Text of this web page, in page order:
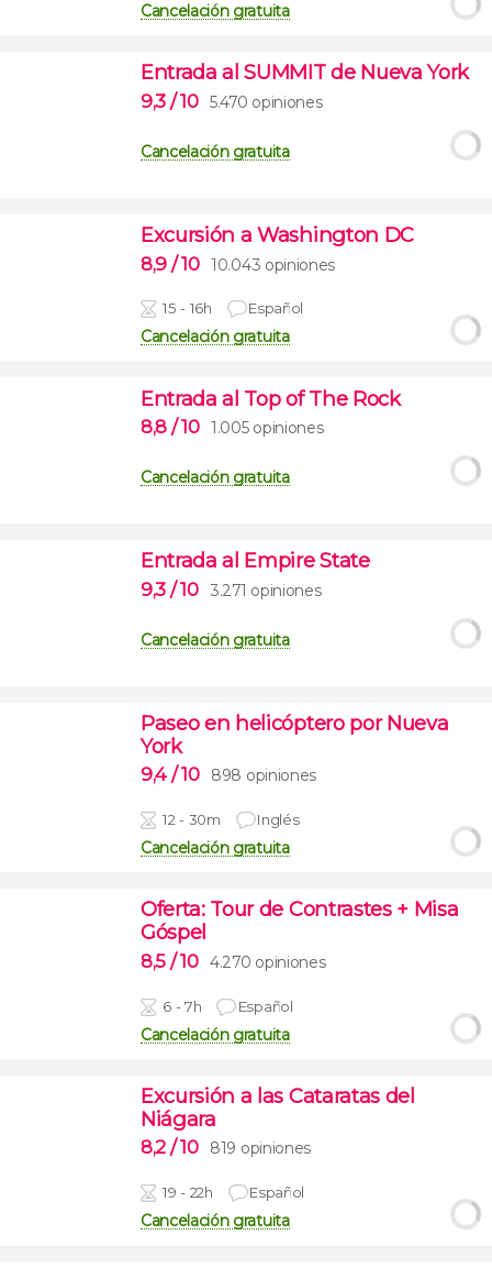
Cancelación gratuita
Entrada al SUMMIT de Nueva York
9,3 / 10 5.470 opiniones
Cancelación gratuita
Excursión a Washington DC
8,9 / 10 10.043 opiniones
15 - 16h Español
Cancelación gratuita
Entrada al Top of The Rock
8,8 / 10 1.005 opiniones
Cancelación gratuita
Entrada al Empire State
9,3 / 10 3.271 opiniones
Cancelación gratuita
Paseo en helicóptero por Nueva
York
9,4 / 10 898 opiniones
12 - 30m Inglés
Cancelación gratuita
Oferta: Tour de Contrastes + Misa
Góspel
8,5 / 10 4.270 opiniones
6 - 7h Español
Cancelación gratuita
Excursión a las Cataratas del
Niágara
8,2 / 10 819 opiniones
19 - 22h Español
Cancelación gratuita